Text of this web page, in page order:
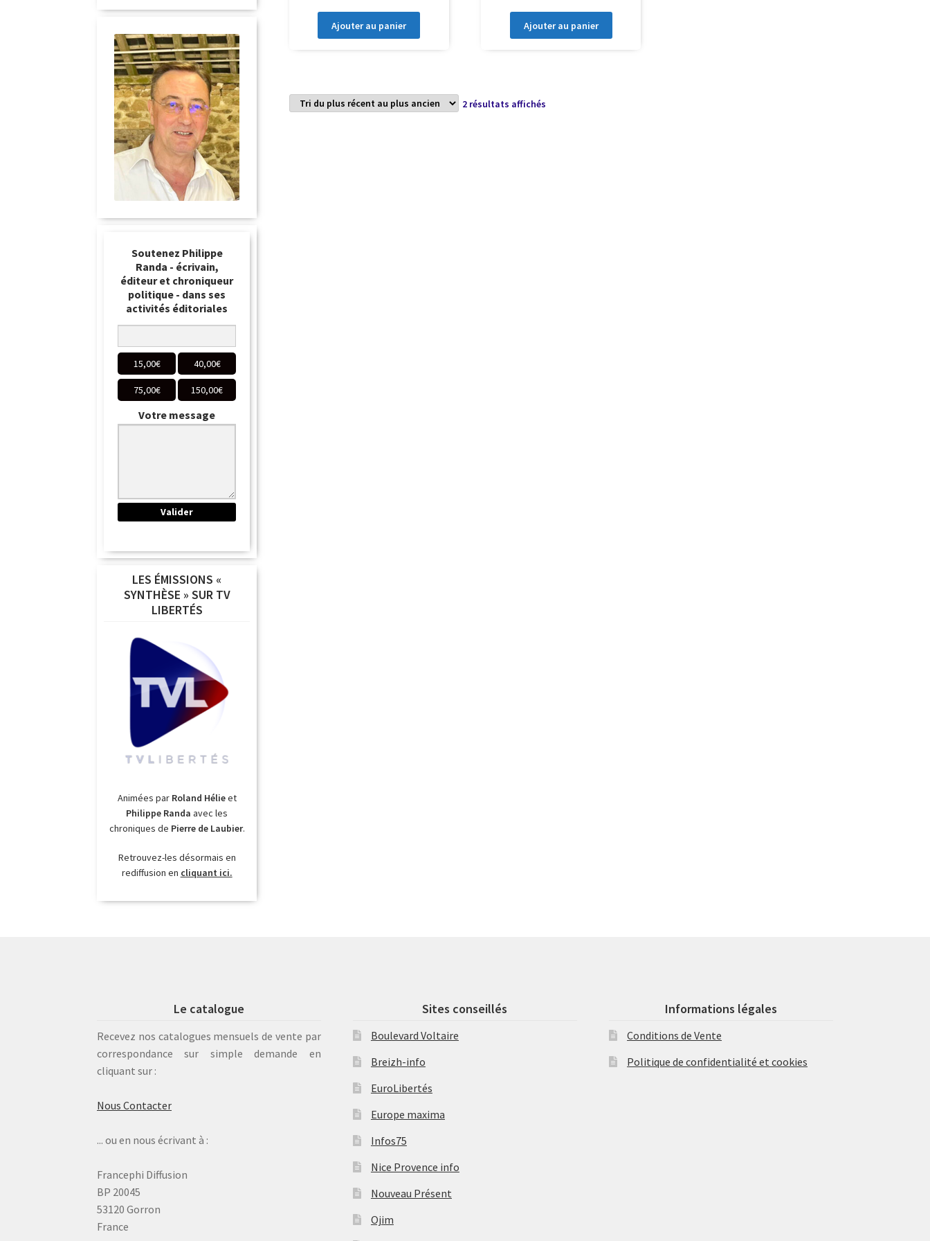
Ajouter au panier Ajouter au panier
2 résultats affichésTrié
Soutenez Philippe
Randa - écrivain,
éditeur et chroniqueur
politique - dans ses
activités éditoriales
15,00€ 40,00€
75,00€ 150,00€
Votre message
LES ÉMISSIONS «
SYNTHÈSE » SUR TV
LIBERTÉS
Animées par Roland Hélieet
Philippe Randa avec les
chroniques de Pierre de Laubier.
Retrouvez-les désormais en
rediffusion en cliquant ici.
Le catalogue
Recevez nos catalogues mensuels de vente par
correspondance sur simple demande en
cliquant sur :
Nous Contacter
... ou en nous écrivant à :
Francephi Diffusion
BP 20045
53120 Gorron
France
Sites conseillés
Boulevard Voltaire
Breizh-info
EuroLibertés
Europe maxima
Infos75
Nice Provence info
Nouveau Présent
Ojim
Informations légales
Conditions de Vente
Politique de confidentialité et cookies